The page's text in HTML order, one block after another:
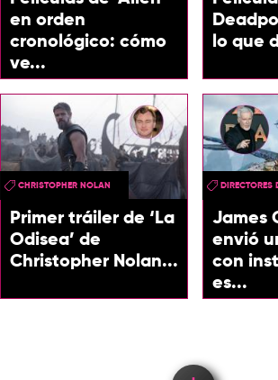
en orden
cronológico: cómo
ve...
lo que
Primer tráiler de ‘La
Odisea’ de
Christopher Nolan...
CHRISTOPHER NOLAN
James
envió
con
es...
DIRECTORES
Load More